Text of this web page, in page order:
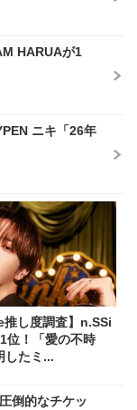
HARUAが1
ニキ「26年
推し度調査】n.SSi
位！「愛の不時
したミ...
倒的なチケッ